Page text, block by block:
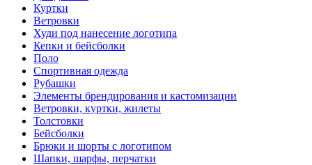
Куртки
Ветровки
Худи под нанесение логотипа
Кепки и бейсболки
Поло
Спортивная одежда
Рубашки
Элементы брендирования и кастомизации
Ветровки, куртки, жилеты
Толстовки
Бейсболки
Брюки и шорты с логотипом
Шапки, шарфы, перчатки